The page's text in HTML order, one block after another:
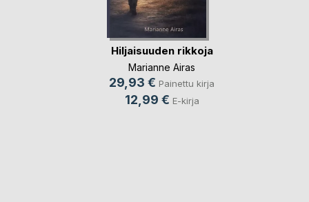
Hiljaisuuden rikkoja
Marianne Airas
29,93 € Painettu kirja
12,99 € E-kirja